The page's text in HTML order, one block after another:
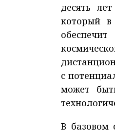
десять
который в
с
может
В базовом